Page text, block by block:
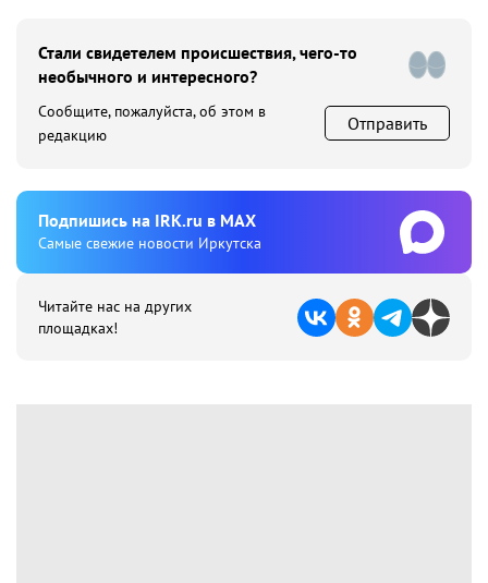
Стали свидетелем происшествия, чего-то
необычного и интересного?
Сообщите, пожалуйста, об этом в
редакцию
Отправить
Подпишиcь на IRK.ru в MAX
Cамые свежие новости Иркутска
Читайте нас на других
площадках!